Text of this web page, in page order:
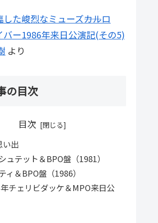
た峻烈なミューズ――カルロ
バー1986年来日公演記(その5)
より
の目次
目次
い出
ュテット＆BPO盤（1981）
ィ＆BPO盤（1986）
チェリビダッケ＆MPO来日公